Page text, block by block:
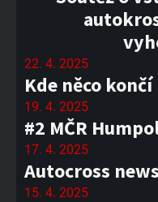
22. 4. 2025
Kde něco
19. 4. 2025
#2 MČR
17. 4. 2025
Autocross
15. 4. 2025